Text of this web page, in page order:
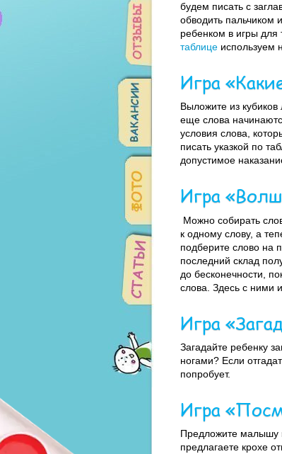
будем писать с
обводить пальчиком
ребенком в игры для
таблице используем
Игра
Выложите из
еще слова
условия слова,
писать указкой по
допустимое
Игра
Можно собирать
к одному слову, а
подберите слово на
последний склад
до бесконечности,
слова. Здесь с ними
Игра
Загадайте ребенку
ногами? Если
попробует.
Игра
Предложите малышу
предлагаете крохе